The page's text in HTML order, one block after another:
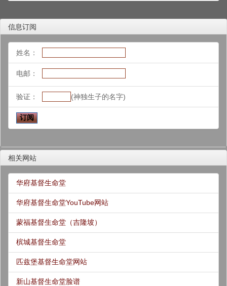
信息订阅
姓名：
电邮：
验证： (神独生子的名字)
相关网站
华府基督生命堂
华府基督生命堂YouTube网站
蒙福基督生命堂（吉隆坡）
槟城基督生命堂
匹兹堡基督生命堂网站
新山基督生命堂脸谱